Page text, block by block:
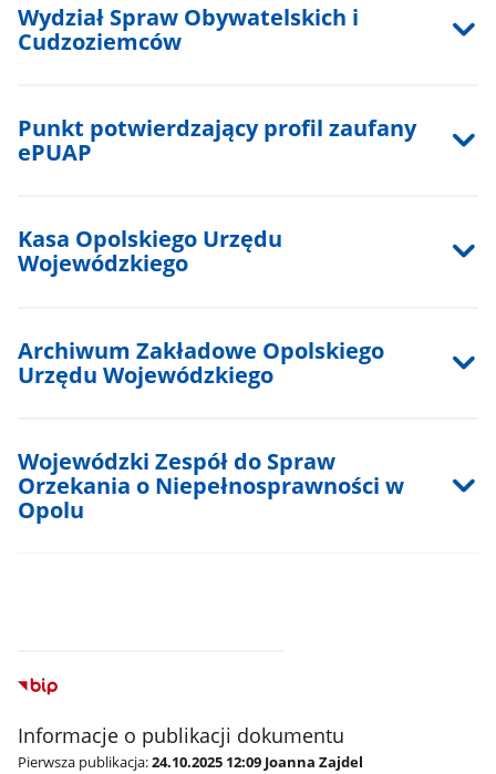
Wydział Spraw Obywatelskich i
Cudzoziemców
Punkt potwierdzający profil zaufany
ePUAP
Kasa Opolskiego Urzędu
Wojewódzkiego
Archiwum Zakładowe Opolskiego
Urzędu Wojewódzkiego
Wojewódzki Zespół do Spraw
Orzekania o Niepełnosprawności w
Opolu
Informacje o publikacji dokumentu
Pierwsza publikacja:24.10.2025 12:09 Joanna Zajdel